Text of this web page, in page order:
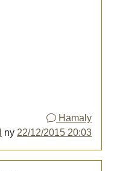
Hamaly
ny 22/12/2015 20:03